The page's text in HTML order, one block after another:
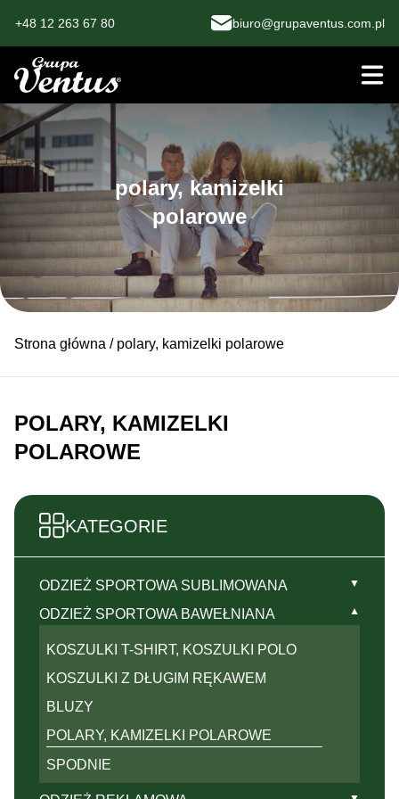
+48 12 263 67 80 biuro@grupaventus.com.pl
polary, kamizelki
polarowe
Strona główna / polary, kamizelki polarowe
POLARY, KAMIZELKI
POLAROWE
KATEGORIE
ODZIEŻ SPORTOWA SUBLIMOWANA
KOSZULKI, RASHGUARDY
LEGINSY, SPODNIE
▼
ODZIEŻ SPORTOWA BAWEŁNIANA
KOSZULKI T-SHIRT, KOSZULKI POLO
KOSZULKI Z DŁUGIM RĘKAWEM
BLUZY
POLARY, KAMIZELKI POLAROWE
SPODNIE
▼